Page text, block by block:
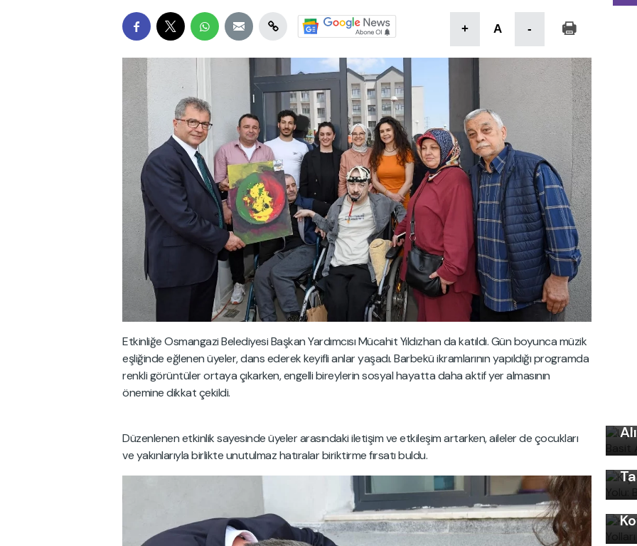
+ A -
Etkinliğe Osmangazi Belediyesi Başkan Yardımcısı Mücahit Yıldızhan da katıldı. Gün boyunca müzik
eşliğinde eğlenen üyeler, dans ederek keyifli anlar yaşadı. Barbekü ikramlarının yapıldığı programda
renkli görüntüler ortaya çıkarken, engelli bireylerin sosyal hayatta daha aktif yer almasının
önemine dikkat çekildi.
Düzenlenen etkinlik sayesinde üyeler arasındaki iletişim ve etkileşim artarken, aileler de çocukları
ve yakınlarıyla birlikte unutulmaz hatıralar biriktirme fırsatı buldu.